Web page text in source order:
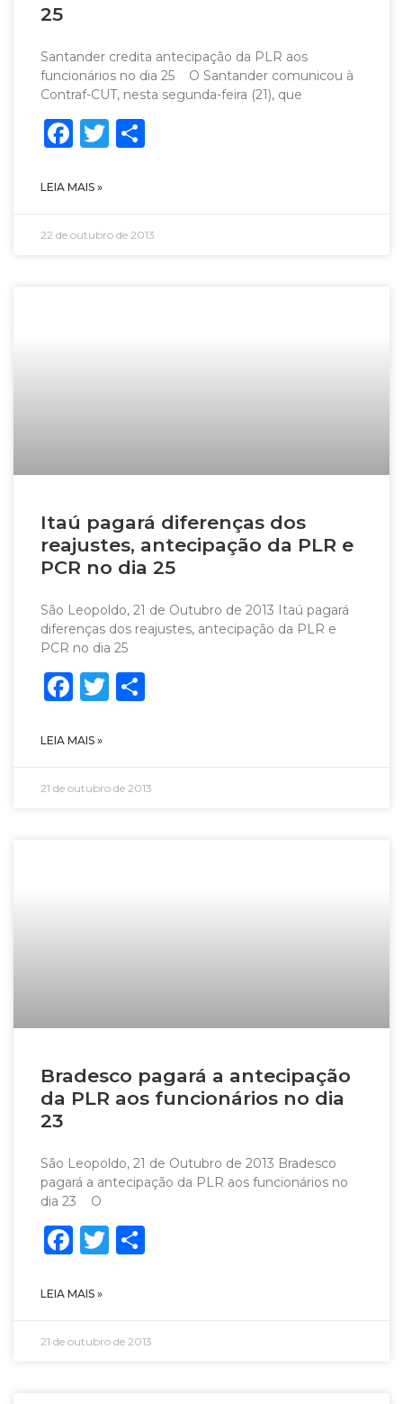
25
Santander credita antecipação da PLR aos
funcionários no dia 25 O Santander comunicou à
Contraf-CUT, nesta segunda-feira (21), que
Facebook
Twitter
LEIA MAIS »
22 de outubro de 2013
Itaú pagará diferenças dos
reajustes, antecipação da PLR e
PCR no dia 25
São Leopoldo, 21 de Outubro de 2013 Itaú pagará
diferenças dos reajustes, antecipação da PLR e
PCR no dia 25
Facebook
Twitter
LEIA MAIS »
21 de outubro de 2013
Bradesco pagará a antecipação
da PLR aos funcionários no dia
23
São Leopoldo, 21 de Outubro de 2013 Bradesco
pagará a antecipação da PLR aos funcionários no
dia 23 O
Facebook
Twitter
LEIA MAIS »
21 de outubro de 2013